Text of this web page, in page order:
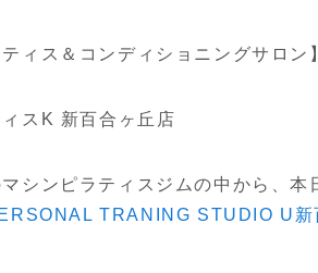
ティス＆コンディショニングサロン
ィスK 新百合ヶ丘店
シンピラティスジムの中から、
TRANING STUDIO U新